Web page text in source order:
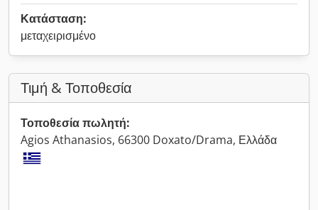
Κατάσταση:
μεταχειρισμένο
Τιμή & Τοποθεσία
Τοποθεσία πωλητή:
Agios Athanasios, 66300 Doxato/Drama, Ελλάδα